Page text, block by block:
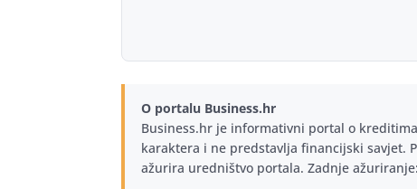
O portalu Business.hr
Business.hr je informativni portal o
karaktera i ne predstavlja financijski savjet.
ažurira uredništvo portala. Zadnje